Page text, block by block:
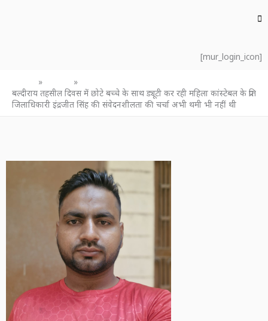
[mur_login_icon]
बल्दीराय तहसील दिवस में छोटे बच्चे के साथ ड्यूटी कर रही महिला कांस्टेबल के प्रति
जिलाधिकारी इंद्रजीत सिंह की संवेदनशीलता की चर्चा अभी थमी भी नहीं थी